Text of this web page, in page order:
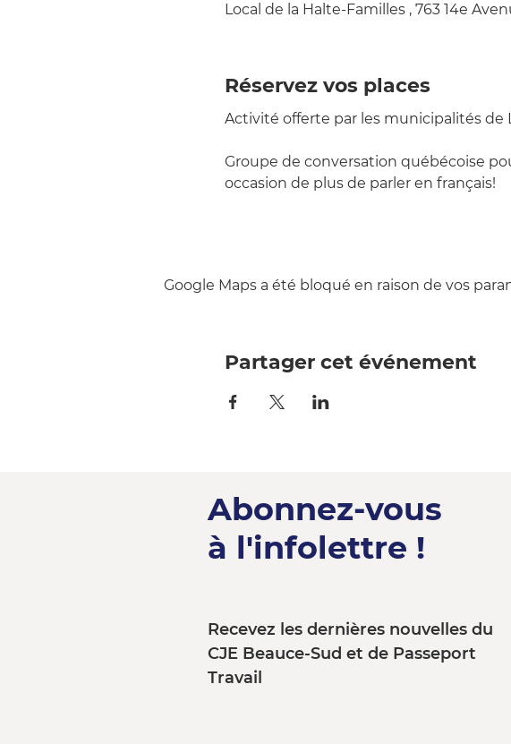
Local de la Halte-Familles , 763 14e
Réservez vos places
Activité offerte par les municipalités de
Groupe de conversation québécoise
occasion de plus de parler en français!
Google Maps a été bloqué en raison de vos
Partager cet événement
Abonnez-vous
à l'infolettre !
Recevez les dernières nouvelles du
CJE Beauce-Sud et de Passeport
Travail